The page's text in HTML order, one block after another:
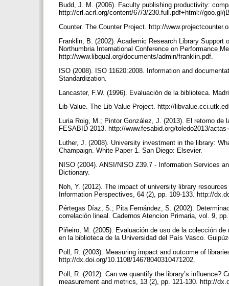
Budd, J. M. (2006). Faculty publishing productivity:
http://crl.acrl.org/content/67/3/230.full.pdf+html://goo.gl/
Counter. The Counter Project. http://
Franklin, B. (2002). Academic Research Library
Northumbria International Conference on Performance
http://www.libqual.org/documents/admin/franklin.pdf.
ISO (2008). ISO 11620:2008. Information and
Standardization.
Lancaster, F.W. (1996). Evaluación de la biblioteca.
Lib-Value. The Lib-Value Project. http://
Luria Roig, M.; Pintor González, J. (2013). El retorno de
FESABID 2013. http://www.fesabid.org/toledo2013/
Luther, J. (2008). University investment in the library:
Champaign. White Paper 1. San Diego: Elsevier.
NISO (2004). ANSI/NISO Z39.7 - Information Services
Dictionary.
Noh, Y. (2012). The impact of university library
Information Perspectives, 64 (2), pp. 109-133. http://
Pértegas Díaz, S.; Pita Fernández, S. (2002).
correlación lineal. Cadernos Atencion Primaria, vol. 9,
Piñeiro, M. (2005). Evaluación de uso de la colección
en la biblioteca de la Universidad del País Vasco.
Poll, R. (2003). Measuring impact and outcome of
http://dx.doi.org/10.1108/14678040310471202.
Poll, R. (2012). Can we quantify the library’s influence?
measurement and metrics, 13 (2), pp. 121-130. http://